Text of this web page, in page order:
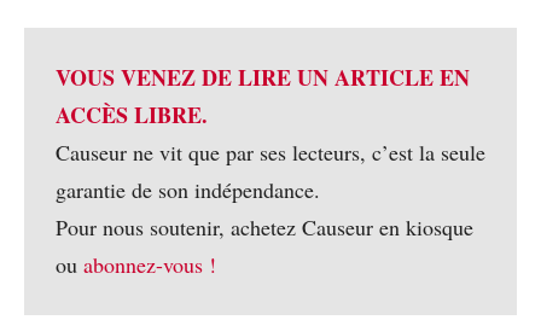
VOUS VENEZ DE LIRE UN ARTICLE EN
ACCÈS LIBRE.
Causeur ne vit que par ses lecteurs, c’est la seule
garantie de son indépendance.
Pour nous soutenir, achetez Causeur en kiosque
ou abonnez-vous !